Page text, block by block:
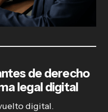
de derecho
legal digital
digital.